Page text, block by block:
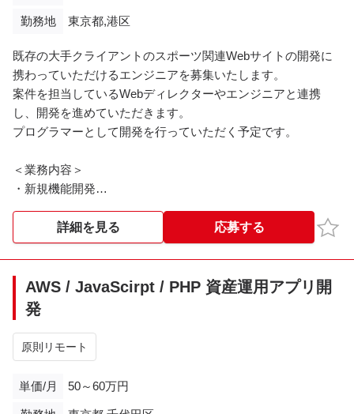
勤務地 東京都,港区
既存の大手クライアントのスポーツ関連Webサイトの開発に
携わっていただけるエンジニアを募集いたします。
案件を担当しているWebディレクターやエンジニアと連携
し、開発を進めていただきます。
プログラマーとして開発を行っていただく予定です。
＜業務内容＞
・新規機能開発
・保守運用
・ドキュメントの作成
＜開発環境＞
・言語:PHP
・フレームワーク: Laravel、独自フレームワーク
・DB:MySQL
・タスク管理、コード管理:Backlog、Confluence、git
・チャット:slack
詳細を見る 応募する お気
AWS / JavaScirpt / PHP 資産運用アプリ開
発
原則リモート
単価/月 50～60万円